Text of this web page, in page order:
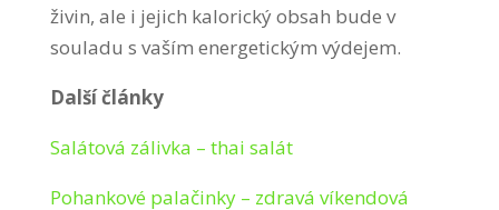
živin, ale i jejich kalorický obsah bude v
souladu s vaším energetickým výdejem.
Další články
Salátová zálivka – thai salát
Pohankové palačinky – zdravá víkendová